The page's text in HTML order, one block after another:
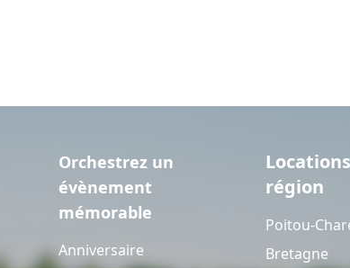
Orchestrez un
évènement
mémorable
Anniversaire
région
Poitou-
Bretagne